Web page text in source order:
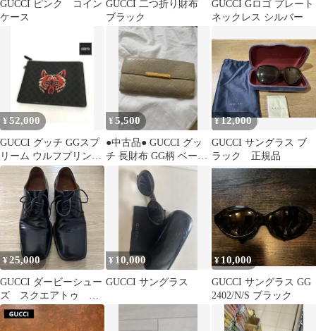
GUCCI ピンク コイン
ケース
GUCCI 二つ折り財布
ブラック
GUCCI Gロゴ プレート
ネックレス シルバー
¥52,000
GUCCI グッチ GGスプ
リーム ウルフプリント
クラッチバッグ セカン
¥5,500
●中古品● GUCCI グッ
チ 長財布 GG柄 ベージ
¥12,000
GUCCI サングラス ブ
ラック 正規品
¥25,000
GUCCI ダービーシュー
ズ スクエアトゥ レ
ザー archive
¥ 10,000
GUCCI サングラス
¥ 10,000
GUCCI サングラス GG
2402/N/S ブラック